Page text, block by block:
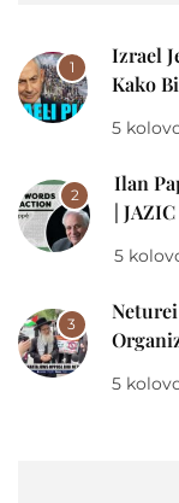
1
Izrael
Kako
5
2
Ilan
|
5
3
5